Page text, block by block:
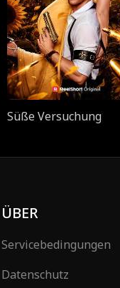
Süße Versuchung
ÜBER
Servicebedingungen
Datenschutz